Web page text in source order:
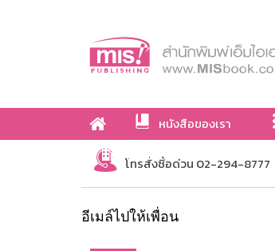
หนังสือของเรา
เกี่ยวกับเรา
โทรสั่งซื้อด่วน 02-294-8777
อีเมล์ไปให้เพื่อน